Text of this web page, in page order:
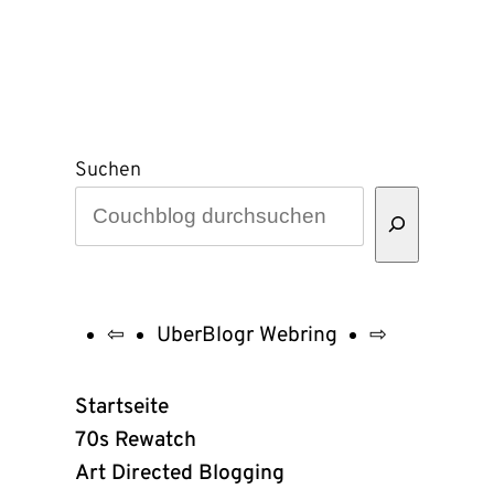
Suchen
UberBlogr
Webring
Links
⇦ UberBlogr Webring ⇨
Startseite
70s Rewatch
Art Directed Blogging